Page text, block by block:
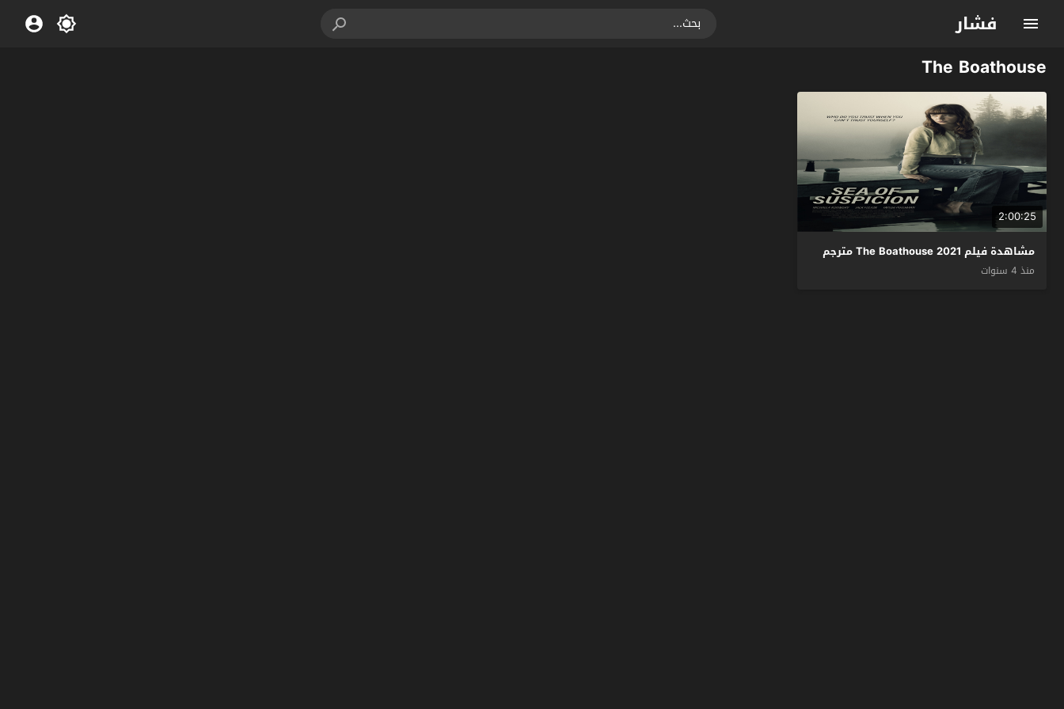
فشار
The Boathouse
2:00:25
مشاهدة فيلم The Boathouse 2021 مترجم
منذ 4 سنوات